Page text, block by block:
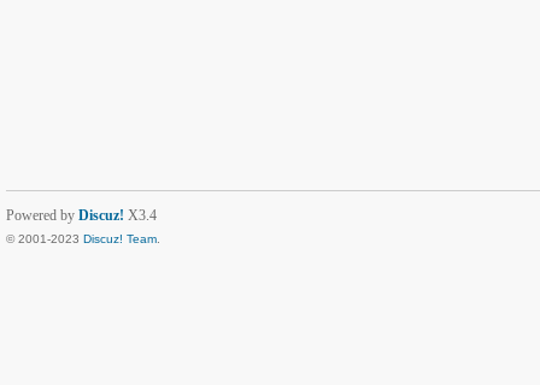
Powered by Discuz! X3.4
© 2001-2023 Discuz! Team